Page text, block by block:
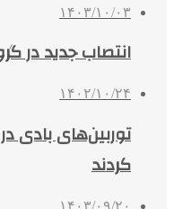
۱۴۰۳/۱۰/۰۳
انتصاب جدید در
۱۴۰۲/۱۰/۲۴
توربین‌های بادی
کردند
۱۴۰۳/۰۹/۲۰